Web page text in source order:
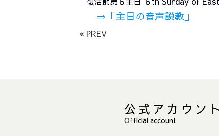
⇒ 「主日の音声説教」
« PREV
公式アカウン
Official account